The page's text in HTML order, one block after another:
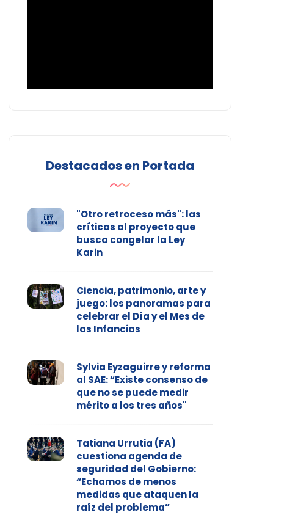
Destacados en Portada
"Otro retroceso más": las
críticas al proyecto que
busca congelar la Ley
Karin
Ciencia, patrimonio, arte y
juego: los panoramas para
celebrar el Día y el Mes de
las Infancias
Sylvia Eyzaguirre y reforma
al SAE: “Existe consenso de
que no se puede medir
mérito a los tres años"
Tatiana Urrutia (FA)
cuestiona agenda de
seguridad del Gobierno:
“Echamos de menos
medidas que ataquen la
raíz del problema”